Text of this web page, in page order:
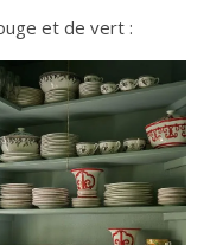
et de vert :